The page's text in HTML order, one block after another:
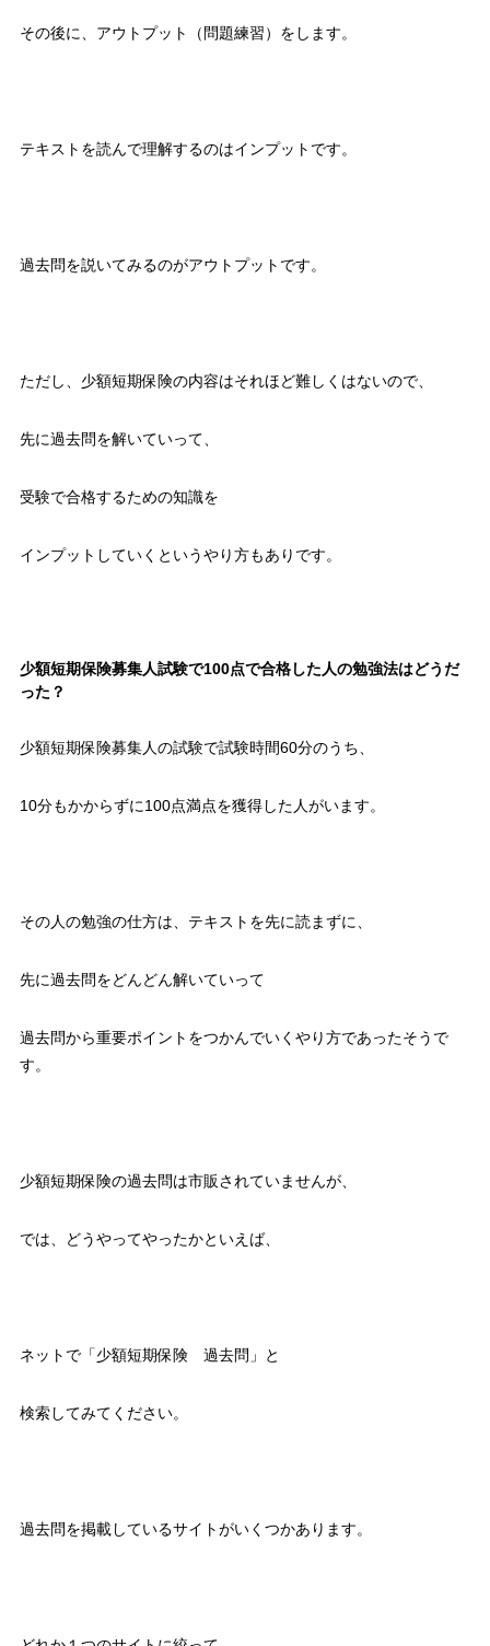
その後に、アウトプット（問題練習）をします。
テキストを読んで理解するのはインプットです。
過去問を説いてみるのがアウトプットです。
ただし、少額短期保険の内容はそれほど難しくはないので、
先に過去問を解いていって、
受験で合格するための知識を
インプットしていくというやり方もありです。
少額短期保険募集人試験で100点で合格した人の勉強法はどうだ
った？
少額短期保険募集人の試験で試験時間60分のうち、
10分もかからずに100点満点を獲得した人がいます。
その人の勉強の仕方は、テキストを先に読まずに、
先に過去問をどんどん解いていって
過去問から重要ポイントをつかんでいくやり方であったそうで
す。
少額短期保険の過去問は市販されていませんが、
では、どうやってやったかといえば、
ネットで「少額短期保険 過去問」と
検索してみてください。
過去問を掲載しているサイトがいくつかあります。